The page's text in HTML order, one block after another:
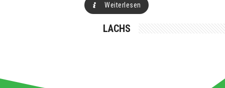
Weiterlesen
LACHS